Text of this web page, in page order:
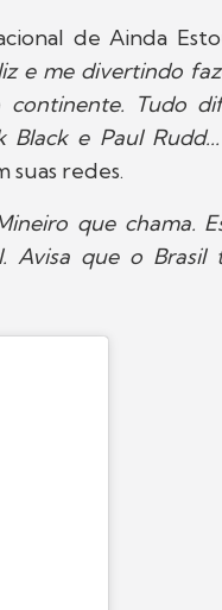
de Ainda
e me divertindo
Tudo
Black e Paul
suas redes.
que chama.
Avisa que o Brasil